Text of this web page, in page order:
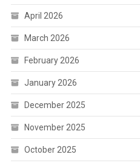
April 2026
March 2026
February 2026
January 2026
December 2025
November 2025
October 2025